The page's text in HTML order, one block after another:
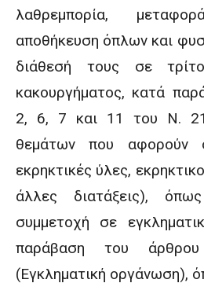
λαθρεμπορία,
αποθήκευση όπλων και
διάθεσή τους σε
κακουργήματος, κατά
2, 6, 7 και 11 του Ν.
θεμάτων που αφορούν
εκρηκτικές ύλες,
άλλες διατάξεις),
συμμετοχή σε
παράβαση του
(Εγκληματική οργάνωση),